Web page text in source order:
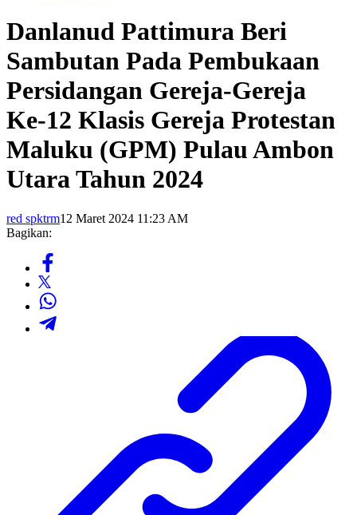
Danlanud Pattimura Beri
Sambutan Pada Pembukaan
Persidangan Gereja-Gereja
Ke-12 Klasis Gereja Protestan
Maluku (GPM) Pulau Ambon
Utara Tahun 2024
red spktrm12 Maret 2024 11:23 AM
Bagikan: